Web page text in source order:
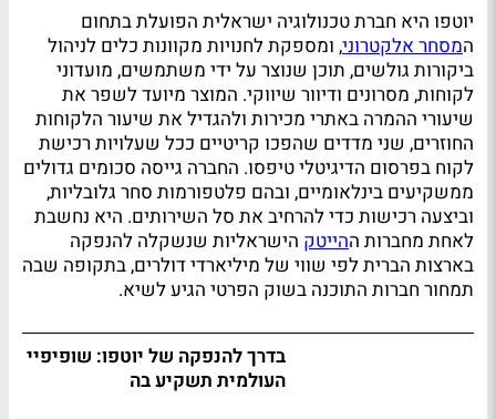
יוטפו היא חברת טכנולוגיה ישראלית הפועלת בתחום
המסחר אלקטרוני, ומספקת לחנויות מקוונות כלים לניהול
ביקורות גולשים, תוכן שנוצר על ידי משתמשים, מועדוני
לקוחות, מסרונים ודיוור שיווקי. המוצר מיועד לשפר את
שיעורי ההמרה באתרי מכירות ולהגדיל את שיעור הלקוחות
החוזרים, שני מדדים שהפכו קריטיים ככל שעלויות רכישת
לקוח בפרסום הדיגיטלי טיפסו. החברה גייסה סכומים גדולים
ממשקיעים בינלאומיים, ובהם פלטפורמות סחר גלובליות,
וביצעה רכישות כדי להרחיב את סל השירותים. היא נחשבת
לאחת מחברות ההייטק הישראליות שנשקלה להנפקה
בארצות הברית לפי שווי של מיליארדי דולרים, בתקופה שבה
תמחור חברות התוכנה בשוק הפרטי הגיע לשיא.
בדרך להנפקה של יוטפו: שופיפיי
העולמית תשקיע בה